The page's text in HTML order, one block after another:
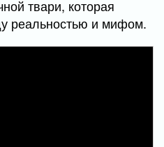
твари, которая
реальностью и мифом.